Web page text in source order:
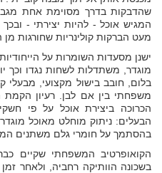
שהדבקות בדרך מסוימת אחת
המגיש אוכל - להיות יצירתי -
מעט הברקות קולינריות שחורגות מן
ישנן מסעדות השומרות על
מוגדר, משתדלות לשחות נגדו וכך
בלום, חובב בישול מקצועי,
משפחתי בין אם לבן. רעיון
הכרוכה ביצירת אוכל על פי
הבעלים: ניתוק מוחלט מאוכל
בהסתמך על חומרי גלם משתנים
בשכונה הוותיקה רחביה, ולאחר